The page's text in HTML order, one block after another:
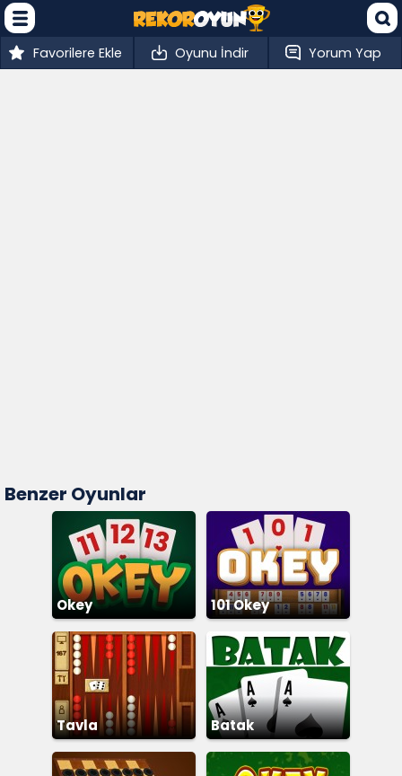
Favorilere Ekle Oyunu İndir Yorum Yap
Benzer Oyunlar
Okey 101 Okey
Tavla Batak